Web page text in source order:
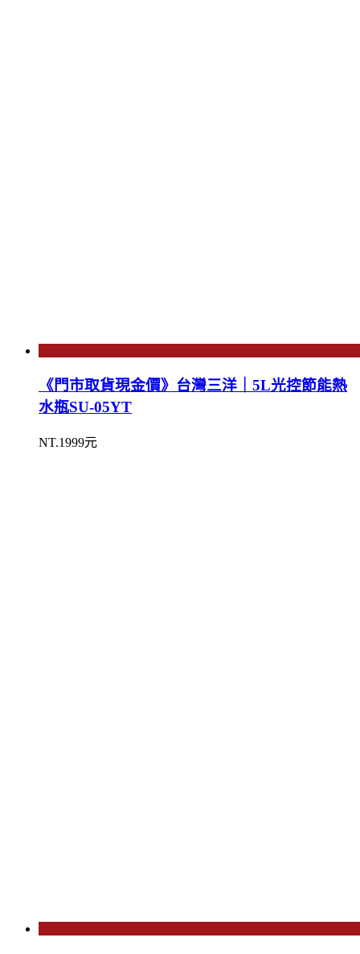
《門市取貨現金價》台灣三洋｜5L光控節能熱
水瓶SU-05YT
NT.1999元